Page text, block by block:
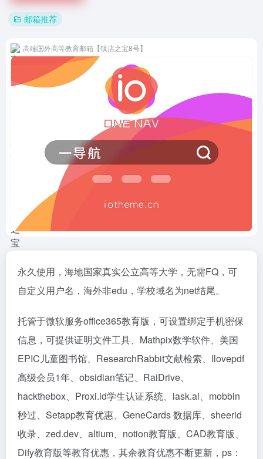
邮箱推荐
高端国外高等教育邮箱【镇店之宝8号】
永久使用，海地国家真实公立高等大学，无需FQ，可
自定义用户名，海外非edu，学校域名为net结尾。
托管于微软服务office365教育版，可设置绑定手机密保
信息，可提供证明文件工具、Mathpix数学软件、美国
EPIC儿童图书馆、ResearchRabbit文献检索、Ilovepdf
高级会员1年、obsidian笔记、RaiDrive、
hackthebox、Proxi.id学生认证系统、iask.ai、mobbin
秒过、Setapp教育优惠、GeneCards 数据库、sheerid
收录、zed.dev、altium、notion教育版、CAD教育版、
Dify教育版等教育优惠，其余教育优惠不断更新，ps：